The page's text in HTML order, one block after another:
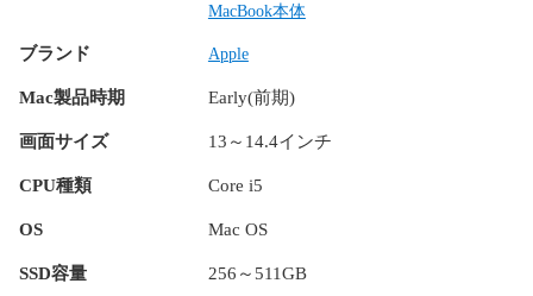
MacBook本体
ブランド Apple
Mac製品時期 Early(前期)
画面サイズ 13～14.4インチ
CPU種類 Core i5
OS Mac OS
SSD容量 256～511GB